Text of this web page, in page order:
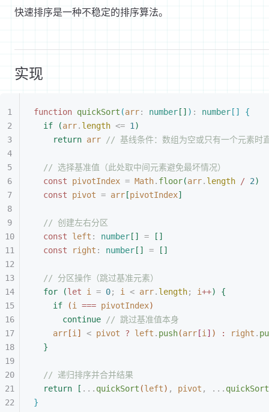
快速排序是一种不稳定的排序算法。
实现
function quickSort (arr: number [ ] ) : number [ ]
{
if
(arr. length <= 1 )
return arr // 基线条件：数组为空或只有一个元素时
// 选择基准值（此处取中间元素避免最坏情况）
const pivotIndex = Math. floor(arr. length / 2)
const pivot = arr [pivotIndex]
// 创建左右分区
const left : number [ ] = [ ]
const
right : number [ ] = [ ]
// 分区操作（跳过基准元素）
for
(let i = 0; i < arr. length; i++)
{
if
(i === pivotIndex)
continue // 跳过基准值本身
arr [i ] < pivot ? left . push(arr [i ] ) : right .
}
// 递归排序并合并结果
return
[ ... quickSort (left) , pivot , ... quickSort
}